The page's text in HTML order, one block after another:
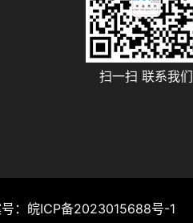
扫一扫 联系我们
： 皖ICP备2023015688号-1